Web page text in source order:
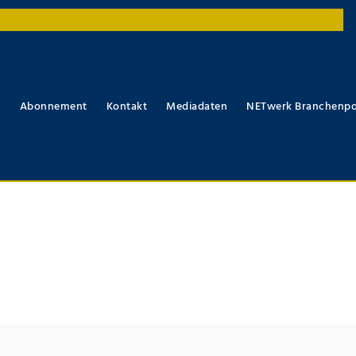
Abonnement Kontakt Mediadaten NETwerk